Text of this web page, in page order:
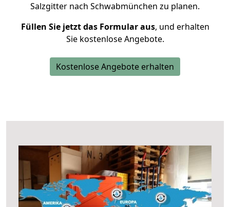
Salzgitter nach Schwabmünchen zu planen.
Füllen Sie jetzt das Formular aus, und erhalten
Sie kostenlose Angebote.
Kostenlose Angebote erhalten